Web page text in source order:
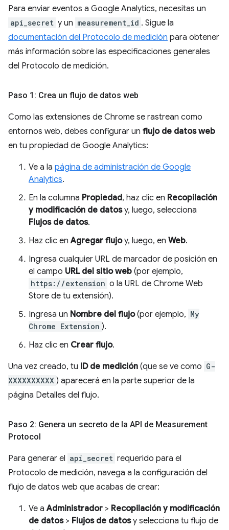
Para enviar eventos a Google Analytics, necesitas un
api_secret y un measurement_id . Sigue la
documentación del Protocolo de medición para obtener
más información sobre las especificaciones generales
del Protocolo de medición.
Paso 1: Crea un flujo de datos web
Como las extensiones de Chrome se rastrean como
entornos web, debes configurar un flujo de datos web
en tu propiedad de Google Analytics:
Ve a la página de administración de Google
Analytics.
En la columna Propiedad, haz clic en Recopilación
y modificación de datosy, luego, selecciona
Flujos de datos.
Haz clic enAgregar flujoy, luego, en Web.
Ingresa cualquier URL de marcador de posición en
el campo URL del sitio web (por ejemplo,
https://extension o la URL de Chrome Web
Store de tu extensión).
Ingresa un Nombre del flujo(por ejemplo, My
Chrome Extension ).
Haz clic en Crear flujo.
Una vez creado, tu ID de medición (que se ve como G-
XXXXXXXXXX ) aparecerá en la parte superior de la
página Detalles del flujo.
Paso 2: Genera un secreto de la API de Measurement
Protocol
Para generar el api_secret requerido para el
Protocolo de medición, navega a la configuración del
flujo de datos web que acabas de crear:
Ve aAdministrador > Recopilación y modificación
de datos> Flujos de datosy selecciona tu flujo de